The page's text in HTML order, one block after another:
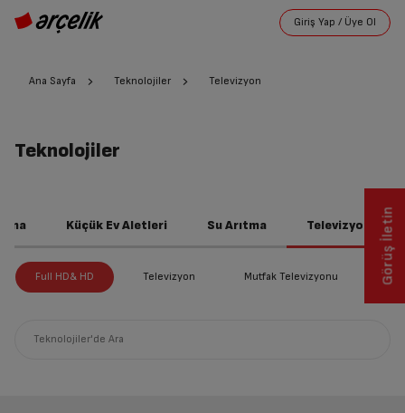
Ana Sayfa Teknolojiler Televizyon
Teknolojiler
Küçük Ev Aletleri Su Arıtma Televizyon
Full HD& HD Televizyon Mutfak Televizyonu 4K
Görüş İletin